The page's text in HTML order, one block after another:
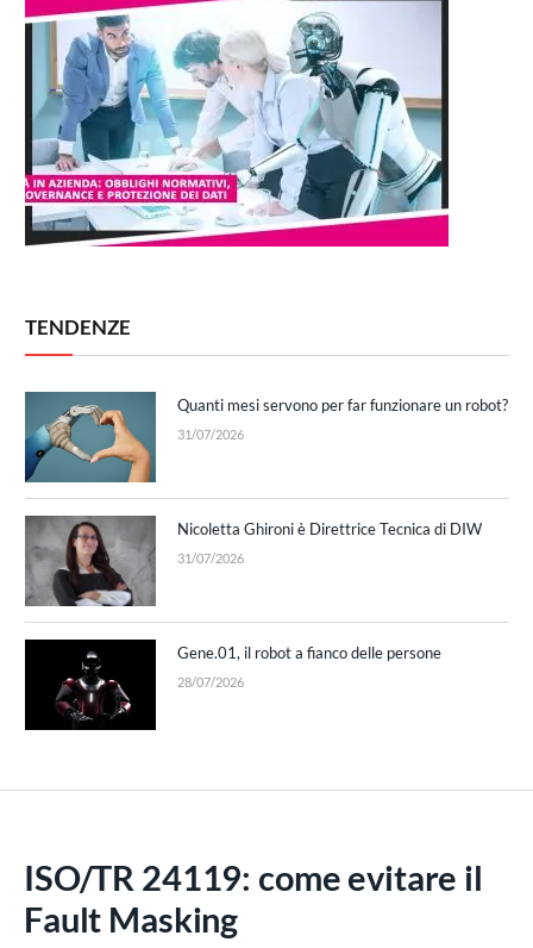
TENDENZE
Quanti mesi servono per far funzionare un robot?
31/07/2026
Nicoletta Ghironi è Direttrice Tecnica di DIW
31/07/2026
Gene.01, il robot a fianco delle persone
28/07/2026
ISO/TR 24119: come evitare il
Fault Masking